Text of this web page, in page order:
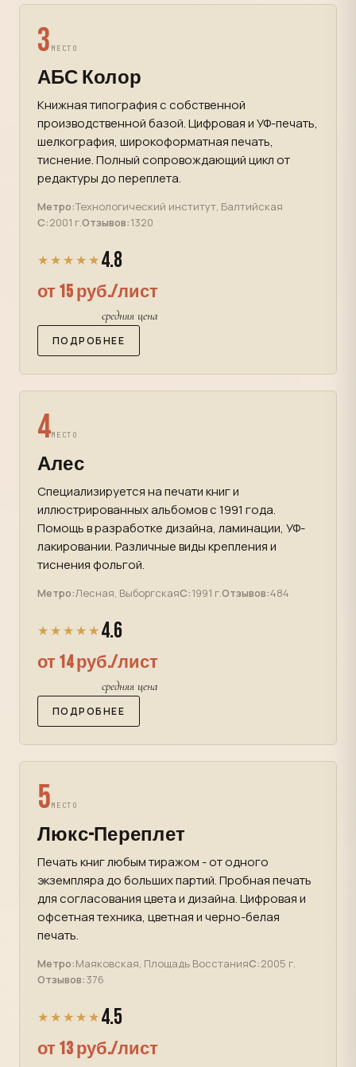
3 МЕСТО
АБС Колор
Книжная типография с собственной
производственной базой. Цифровая и УФ-печать,
шелкография, широкоформатная печать,
тиснение. Полный сопровождающий цикл от
редактуры до переплета.
Метро:Технологический институт, Балтийская
С:2001 г.Отзывов:1320
★★★★★ 4.8
от 15 руб./лист
средняя цена
ПОДРОБНЕЕ
4МЕСТО
Алес
Специализируется на печати книг и
иллюстрированных альбомов с 1991 года.
Помощь в разработке дизайна, ламинации, УФ-
лакировании. Различные виды крепления и
тиснения фольгой.
Метро:Лесная, ВыборгскаяС:1991 г.Отзывов:484
★★★★★ 4.6
от 14 руб./лист
средняя цена
ПОДРОБНЕЕ
5МЕСТО
Люкс-Переплет
Печать книг любым тиражом - от одного
экземпляра до больших партий. Пробная печать
для согласования цвета и дизайна. Цифровая и
офсетная техника, цветная и черно-белая
печать.
Метро:Маяковская, Площадь ВосстанияС:2005 г.
Отзывов:376
★★★★★ 4.5
от 13 руб./лист